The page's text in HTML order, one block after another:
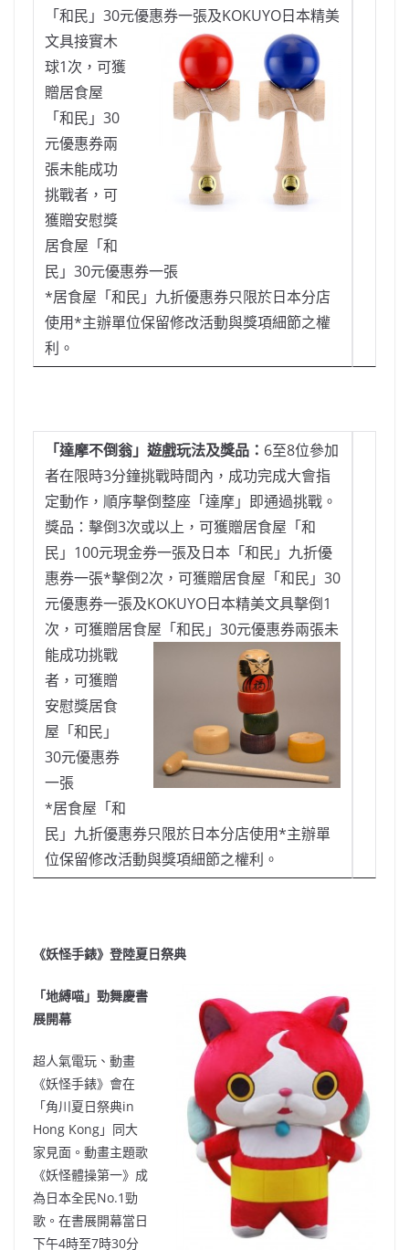
「和民」30元優惠券一張及KOKUYO日本精美
文具接實木
球1次，可獲
贈居食屋
「和民」30
元優惠券兩
張未能成功
挑戰者，可
獲贈安慰獎
居食屋「和
民」30元優惠券一張
*居食屋「和民」九折優惠券只限於日本分店
使用*主辦單位保留修改活動與獎項細節之權
利。
「達摩不倒翁」遊戲玩法及獎品： 6至8位參加
者在限時3分鐘挑戰時間內，成功完成大會指
定動作，順序擊倒整座「達摩」即通過挑戰。
獎品：擊倒3次或以上，可獲贈居食屋「和
民」100元現金券一張及日本「和民」九折優
惠券一張*擊倒2次，可獲贈居食屋「和民」30
元優惠券一張及KOKUYO日本精美文具擊倒1
次，可獲贈居食屋「和民」30元優惠券兩張未
能成功挑戰
者，可獲贈
安慰獎居食
屋「和民」
30元優惠券
一張
*居食屋「和
民」九折優惠券只限於日本分店使用*主辦單
位保留修改活動與獎項細節之權利。
《妖怪手錶》登陸夏日祭典
「地縛喵」勁舞慶書
展開幕
超人氣電玩、動畫
《妖怪手錶》會在
「角川夏日祭典in
Hong Kong」同大
家見面。動畫主題歌
《妖怪體操第一》成
為日本全民No.1勁
歌。在書展開幕當日
下午4時至7時30分